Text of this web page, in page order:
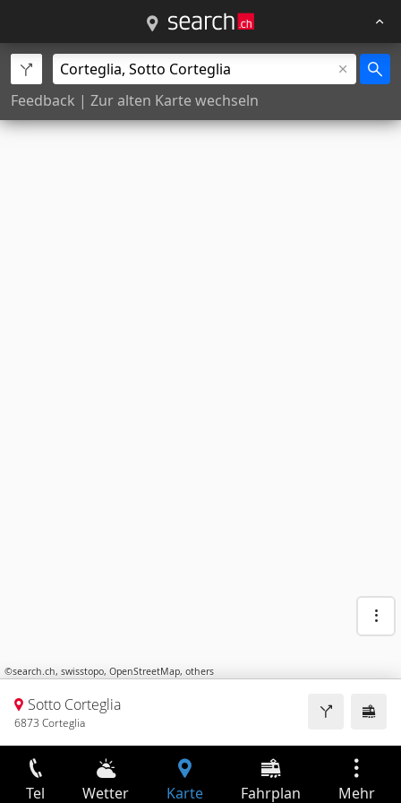
Feedback | Zur alten Karte wechseln
©search.ch, swisstopo, OpenStreetMap, others
Sotto Corteglia
6873 Corteglia
Tel Wetter Karte Fahrplan Mehr